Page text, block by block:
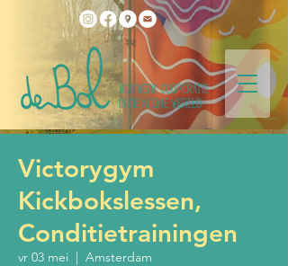
Victorygym
Kickbokslessen,
Conditietrainingen
vr 03 mei
  |
Amsterdam